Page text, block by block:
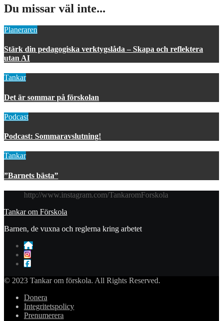
Du missar väl inte...
Planeraren
Stärk din pedagogiska verktygslåda – Skapa och reflektera
utan AI
Tankar
Det är sommar på förskolan
Podcast
Podcast: Sommaravslutning!
Tankar
”Barnets bästa”
http://www.instagram.com/TankaromForskola
Tankar om Förskola
Barnen, de vuxna och reglerna kring arbetet
© 2023 Tankar om förskola. All Rights Reserved.
Donera
Integritetspolicy
Prenumerera